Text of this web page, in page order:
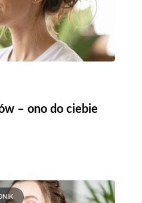
– ono do ciebie